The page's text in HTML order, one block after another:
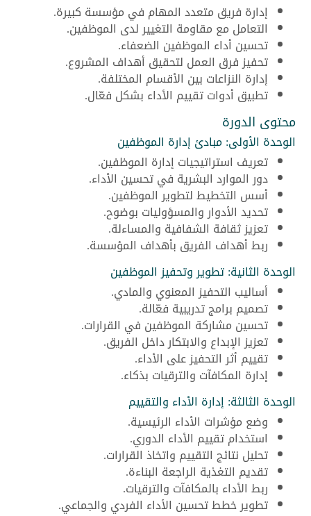
إدارة فريق متعدد المهام في مؤسسة كبيرة.
التعامل مع مقاومة التغيير لدى الموظفين.
تحسين أداء الموظفين الضعفاء.
تحفيز فرق العمل لتحقيق أهداف المشروع.
إدارة النزاعات بين الأقسام المختلفة.
تطبيق أدوات تقييم الأداء بشكل فعّال.
محتوى الدورة
الوحدة الأولى: مبادئ إدارة الموظفين
تعريف استراتيجيات إدارة الموظفين.
دور الموارد البشرية في تحسين الأداء.
أسس التخطيط لتطوير الموظفين.
تحديد الأدوار والمسؤوليات بوضوح.
تعزيز ثقافة الشفافية والمساءلة.
ربط أهداف الفريق بأهداف المؤسسة.
الوحدة الثانية: تطوير وتحفيز الموظفين
أساليب التحفيز المعنوي والمادي.
تصميم برامج تدريبية فعّالة.
تحسين مشاركة الموظفين في القرارات.
تعزيز الإبداع والابتكار داخل الفريق.
تقييم أثر التحفيز على الأداء.
إدارة المكافآت والترقيات بذكاء.
الوحدة الثالثة: إدارة الأداء والتقييم
وضع مؤشرات الأداء الرئيسية.
استخدام تقييم الأداء الدوري.
تحليل نتائج التقييم واتخاذ القرارات.
تقديم التغذية الراجعة البناءة.
ربط الأداء بالمكافآت والترقيات.
تطوير خطط تحسين الأداء الفردي والجماعي.